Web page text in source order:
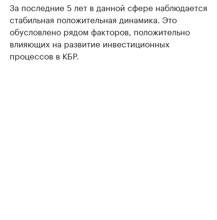
За последние 5 лет в данной сфере наблюдается
стабильная положительная динамика. Это
обусловлено рядом факторов, положительно
влияющих на развитие инвестиционных
процессов в КБР.